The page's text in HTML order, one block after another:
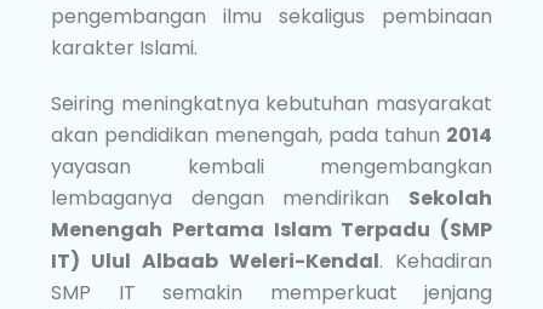
pengembangan ilmu sekaligus pembinaan
karakter Islami.
Seiring meningkatnya kebutuhan masyarakat
akan pendidikan menengah, pada tahun 2014
yayasan kembali mengembangkan
lembaganya dengan mendirikan Sekolah
Menengah Pertama Islam Terpadu (SMP
IT) Ulul Albaab Weleri-Kendal. Kehadiran
SMP IT semakin memperkuat jenjang